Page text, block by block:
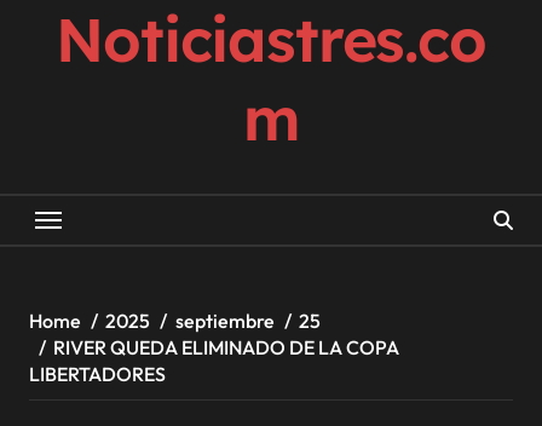
Noticiastres.co
m
Home 2025 septiembre
25
RIVER QUEDA ELIMINADO DE LA COPA
LIBERTADORES